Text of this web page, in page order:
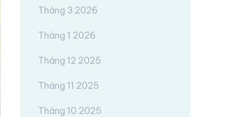
Tháng 3 2026
Tháng 1 2026
Tháng 12 2025
Tháng 11 2025
Tháng 10 2025